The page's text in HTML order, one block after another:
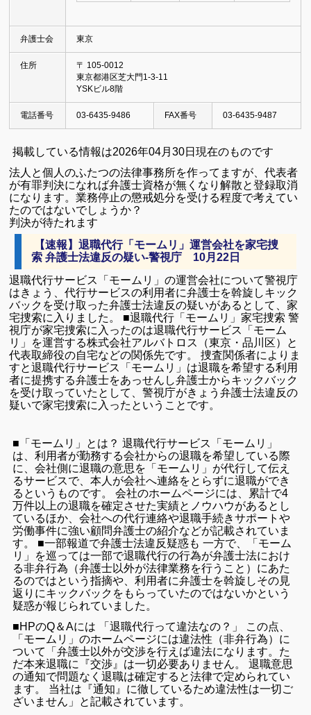
弁護士会 東京
住所
〒 105-0012
東京都港区芝大門1-3-11
YSKビル8階
電話番号 03-6435-9486 FAX番号 03-6435-9487
掲載している情報は2026年04月30日現在のものです
法人と個人のふたつの法律事務所を作ってますが、代表者
が有罪判決になれば弁護士資格が無くなり解散と登録取消
になります。業務停止の懲戒処分を受ける程度で考えてい
たのではないでしょうか？
判決が待たれます
【速報】退職代行「モームリ」運営会社を家宅捜
索 弁護士法違反の疑い-警視庁 10月22日
退職代行サービス「モームリ」の運営会社について警視庁
はきょう、代行サービスの利用者に弁護士を斡旋しキック
バックを受け取った弁護士法違反の疑いがあるとして、家
宅捜索に入りました。 ■退職代行「モームリ」家宅捜索 警
視庁が家宅捜索に入ったのは退職代行サービス「モーム
リ」を運営する株式会社アルバトロス（東京・品川区）と
代表取締役の自宅などの関係先です。 捜査関係者によりま
すと退職代行サービス「モームリ」は退職を希望する利用
者に提携する弁護士をあっせんし弁護士からキックバック
を受け取っていたとして、警視庁がきょう弁護士法違反の
疑いで家宅捜索に入ったということです。
■「モームリ」とは？ 退職代行サービス「モームリ」
は、利用者が勤務する会社からの退職を希望している際
に、会社側に退職の意思を「モームリ」が代行して伝え
るサービスで、本人が会社へ連絡をとらずに退職ができ
るというものです。 会社のホームページには、累計で4
万件以上の退職を確定させた実績とノウハウがあるとし
ているほか、会社への代行連絡や退職手続きサポートや
労働事件に強い顧問弁護士の紹介などが記載されていま
す。 ■一部報道で弁護士法違反疑惑も 一方で、「モーム
リ」を巡っては一部で退職代行の行為が弁護士法におけ
る非弁行為（弁護士以外が法律業務を行うこと）にあた
るのではという指摘や、利用者に弁護士を斡旋しその見
返りにキックバックをもらっていたのではないかという
疑惑が報じられていました。
■HPのQ＆Aには 「退職代行って違法なの？」 この点、
「モームリ」のホームページには違法性（非弁行為）に
ついて「弁護士以外が交渉を行えば違法になります。た
だ本来退職に『交渉』は一切必要ありません。 退職意思
の通知で問題なく退職は確定すると法律で定められてい
ます。 当社は『通知』に徹しているため違法性は一切ご
ざいません」と記載されています。